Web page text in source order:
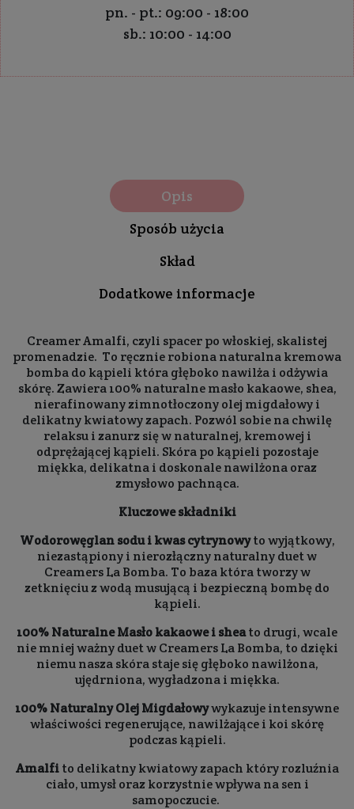
pn. - pt.: 09:00 - 18:00
sb.: 10:00 - 14:00
Opis
Sposób użycia
Skład
Dodatkowe informacje
Creamer Amalfi, czyli spacer po włoskiej, skalistej
promenadzie. To ręcznie robiona naturalna kremowa
bomba do kąpieli która głęboko nawilża i odżywia
skórę. Zawiera 100% naturalne masło kakaowe, shea,
nierafinowany zimnotłoczony olej migdałowy i
delikatny kwiatowy zapach. Pozwól sobie na chwilę
relaksu i zanurz się w naturalnej, kremowej i
odprężającej kąpieli. Skóra po kąpieli pozostaje
miękka, delikatna i doskonale nawilżona oraz
zmysłowo pachnąca.
Kluczowe składniki
Wodorowęglan sodu i kwas cytrynowyto wyjątkowy,
niezastąpiony i nierozłączny naturalny duet w
Creamers La Bomba. To baza która tworzy w
zetknięciu z wodą musującą i bezpieczną bombę do
kąpieli.
100% Naturalne Masło kakaowe i sheato drugi, wcale
nie mniej ważny duet w Creamers La Bomba, to dzięki
niemu nasza skóra staje się głęboko nawilżona,
ujędrniona, wygładzona i miękka.
100% Naturalny Olej Migdałowywykazuje intensywne
właściwości regenerujące, nawilżające i koi skórę
podczas kąpieli.
Amalfito delikatny kwiatowy zapach który rozluźnia
ciało, umysł oraz korzystnie wpływa na sen i
samopoczucie.